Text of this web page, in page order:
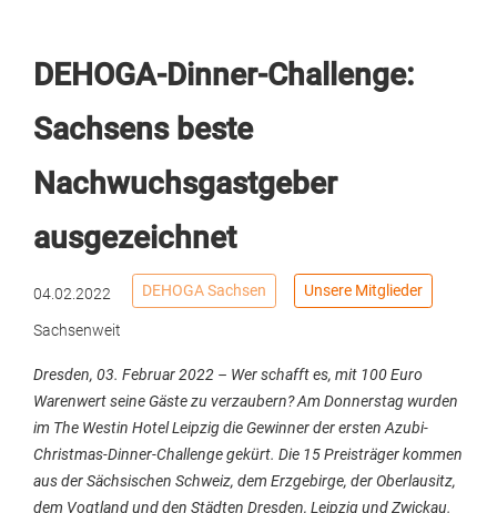
DEHOGA-Dinner-Challenge:
Sachsens beste
Nachwuchsgastgeber
ausgezeichnet
04.02.2022 DEHOGA Sachsen Unsere Mitglieder
Sachsenweit
Dresden, 03. Februar 2022 – Wer schafft es, mit 100 Euro
Warenwert seine Gäste zu verzaubern? Am Donnerstag wurden
im The Westin Hotel Leipzig die Gewinner der ersten Azubi-
Christmas-Dinner-Challenge gekürt. Die 15 Preisträger kommen
aus der Sächsischen Schweiz, dem Erzgebirge, der Oberlausitz,
dem Vogtland und den Städten Dresden, Leipzig und Zwickau.